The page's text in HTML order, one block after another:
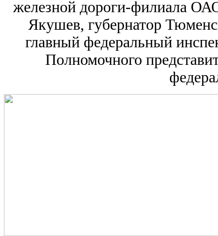
железной дороги-филиала
Якушев, губернатор
главный федеральный
Полномочного